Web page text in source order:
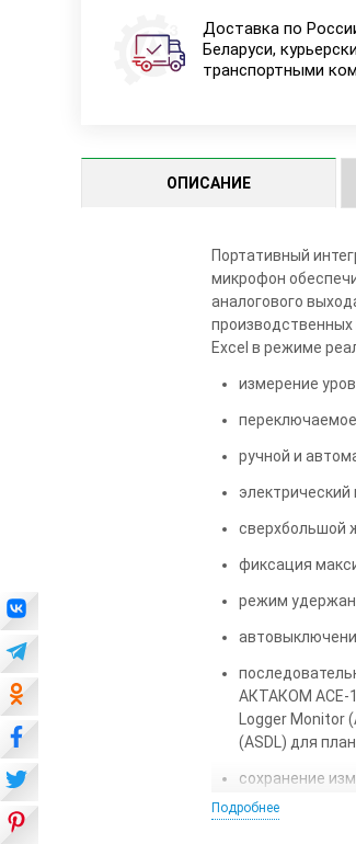
Доставка по
Беларуси,
транспортными
ОПИСАНИЕ
Портативный
микрофон
аналогового
Excel в режиме
измерение
ручной и
сверхбольшой
фиксация
режим
АКТАКОМ АСЕ-
Logger Monitor
(ASDL) для
сохранение
программного
Подробнее